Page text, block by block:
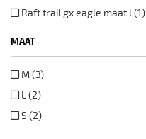
Raft trail gx eagle maat l (1)
MAAT
M (3)
L (2)
S (2)